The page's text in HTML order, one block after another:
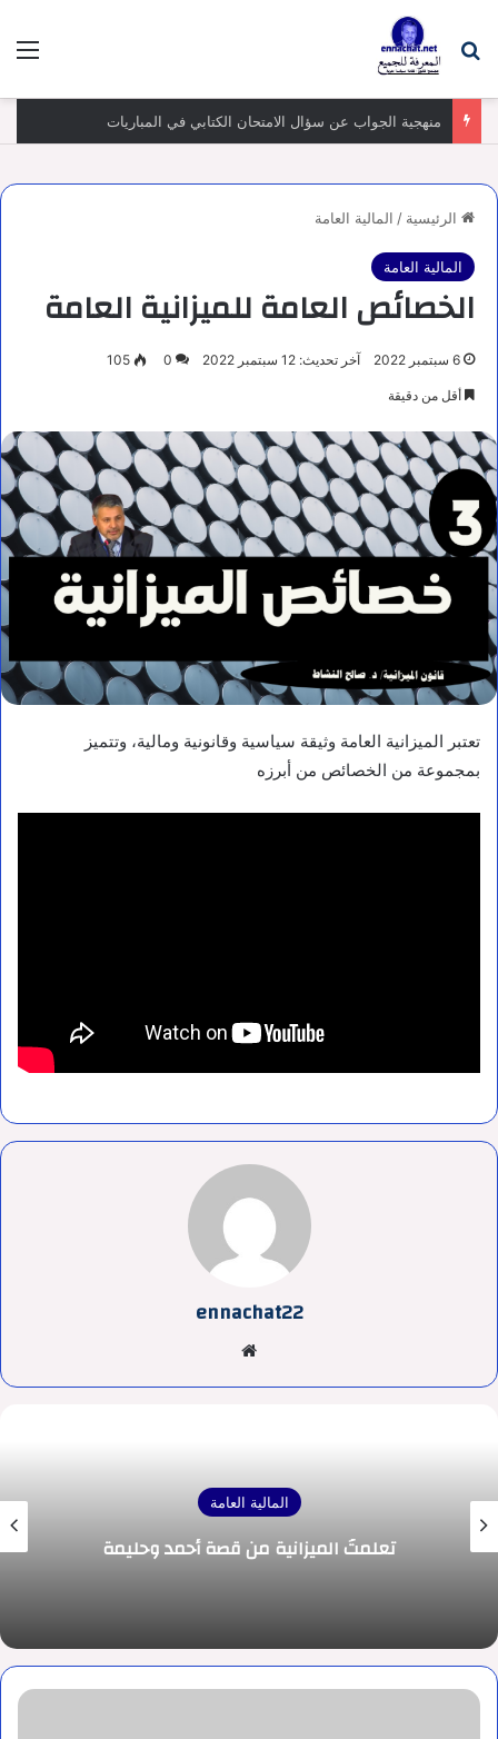
بحث عن
منهجية الجواب عن سؤال الامتحان الكتابي في المباريات
الرئيسية / المالية العامة
المالية العامة
الخصائص العامة للميزانية العامة
6 سبتمبر 2022 آخر تحديث: 12 سبتمبر 2022 0
105
أقل من دقيقة
تعتبر الميزانية العامة وثيقة سياسية وقانونية ومالية، وتتميز
بمجموعة من الخصائص من أبرزه
ennachat22
المالية العامة
تعلمتُ الميزانية من قصة أحمد وحليمة
أنواع